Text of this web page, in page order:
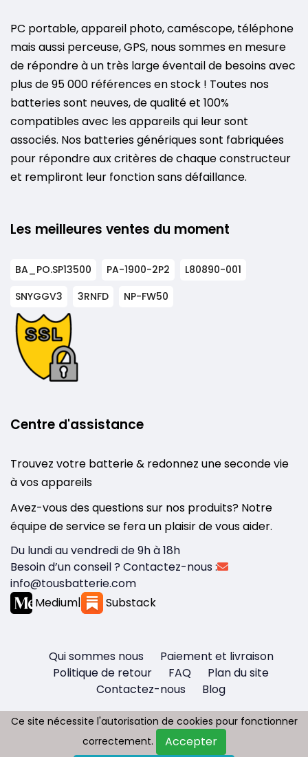
PC portable, appareil photo, caméscope, téléphone
mais aussi perceuse, GPS, nous sommes en mesure
de répondre à un très large éventail de besoins avec
plus de 95 000 références en stock ! Toutes nos
batteries sont neuves, de qualité et 100%
compatibles avec les appareils qui leur sont
associés. Nos batteries génériques sont fabriquées
pour répondre aux critères de chaque constructeur
et rempliront leur fonction sans défaillance.
Les meilleures ventes du moment
BA_PO.SP13500 PA-1900-2P2
L80890-001
SNYGGV3
3RNFD NP-FW50
Centre d'assistance
Trouvez votre batterie & redonnez une seconde vie
à vos appareils
Avez-vous des questions sur nos produits? Notre
équipe de service se fera un plaisir de vous aider.
Du lundi au vendredi de 9h à 18h
Besoin d’un conseil ? Contactez-nous :
info@tousbatterie.com
Medium| Substack
Qui sommes nous
Paiement et livraison
Politique de retour
FAQ
Plan du site
Contactez-nous
Blog
Copyright © 2026 - Tous droit réservés
Ce site nécessite l'autorisation de cookies pour fonctionner
correctement.
Accepter
Ce site nécessite l'autorisation de cookies pour fonctionner
correctement.
Accepter